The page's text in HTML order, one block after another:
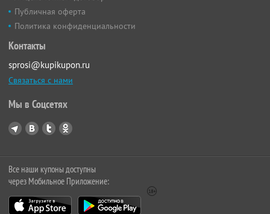
Публичная оферта
Политика конфиденциальности
Контакты
sprosi@kupikupon.ru
Связаться с нами
Мы в Соцсетях
Все наши купоны доступны
через Мобильное Приложение: